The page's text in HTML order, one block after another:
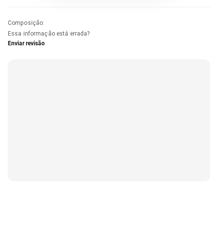
Composição:
Essa informação está errada?
Enviar revisão